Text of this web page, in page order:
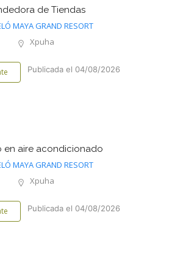
de Tiendas
MAYA GRAND RESORT
Xpuha
Publicada el 04/08/2026
en aire acondicionado
MAYA GRAND RESORT
Xpuha
Publicada el 04/08/2026